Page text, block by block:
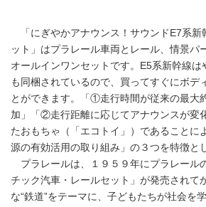
「にぎやかアナウンス！サウンドE7系新
ット」はプラレール車両とレール、情景パ
オールインワンセットです。E5系新幹線は
も同梱されているので、買ってすぐにボデ
とができます。「①走行時間が従来の最大
加」「②走行距離に応じてアナウンスが変
たおもちゃ（「エコトイ」）であることに
源の有効活用の取り組み」の３つを特徴と
プラレールは、１９５９年にプラレール
チック汽車・レールセット」が発売されて
な“鉄道”をテーマに、子どもたちが社会を